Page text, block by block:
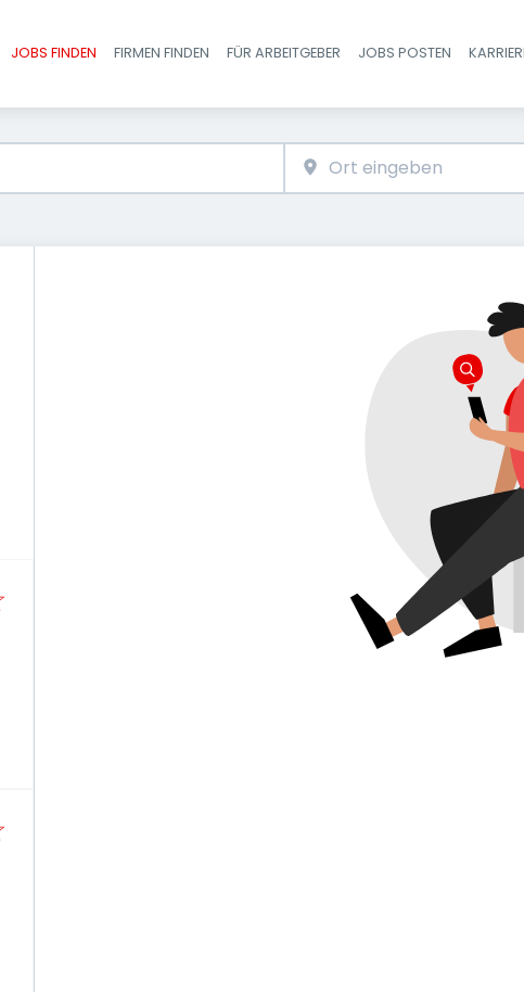
Haupt-
JOBS FINDEN FIRMEN FINDEN FÜR ARBEITGEBER JOBS POSTEN